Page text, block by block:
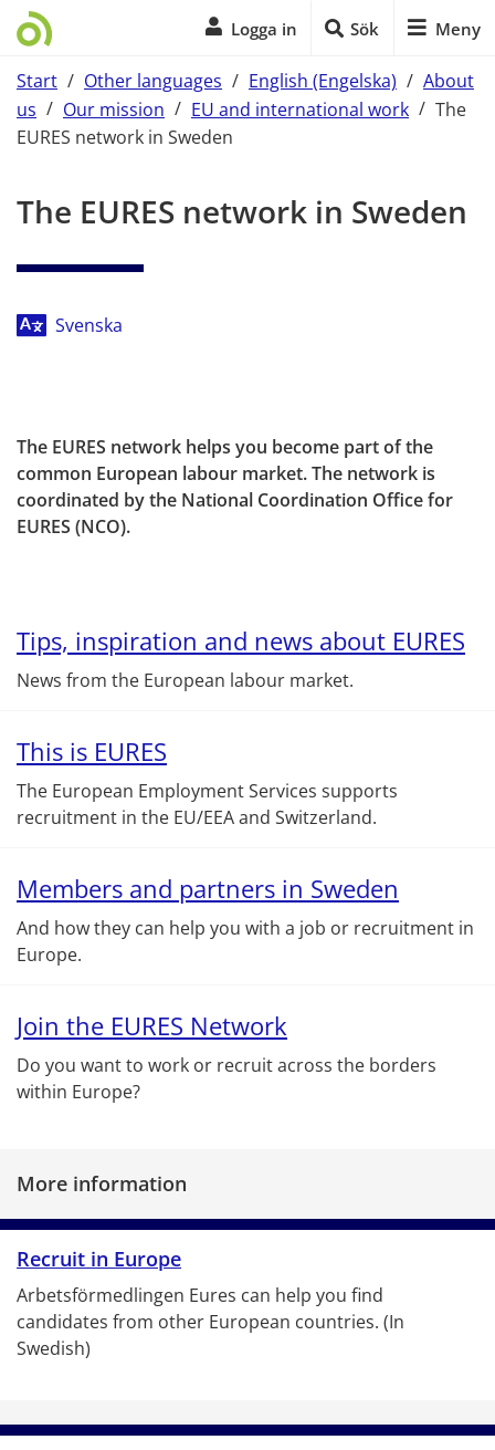
Logga in Sök Meny
Start / Other languages / English (Engelska) / About
us / Our mission / EU and international work / The
EURES network in Sweden
The EURES network in Sweden
Svenska
The EURES network helps you become part of the
common European labour market. The network is
coordinated by the National Coordination Office for
EURES (NCO).
Tips, inspiration and news about EURES
News from the European labour market.
This is EURES
The European Employment Services supports
recruitment in the EU/EEA and Switzerland.
Members and partners in Sweden
And how they can help you with a job or recruitment in
Europe.
Join the EURES Network
Do you want to work or recruit across the borders
within Europe?
More information
Recruit in Europe
Arbetsförmedlingen Eures can help you find
candidates from other European countries. (In
Swedish)